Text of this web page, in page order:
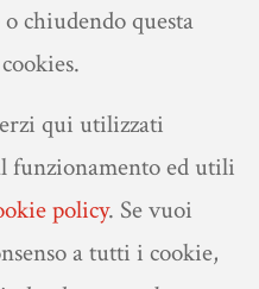
chiudendo questa
qui utilizzati
funzionamento ed utili
policy. Se vuoi
a tutti i cookie,